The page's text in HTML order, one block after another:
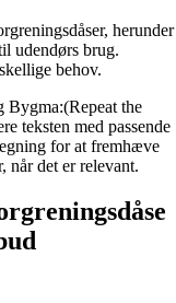
herunder
udendørs brug.
behov.
Bygma:(Repeat the
teksten med passende
for at fremhæve
når det er relevant.